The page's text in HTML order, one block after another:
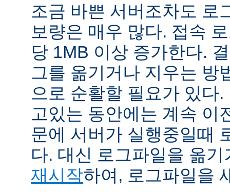
조금 바쁜 서버조차도 로
보량은 매우 많다. 접속
당 1MB 이상 증가한다.
그를 옮기거나 지우는 방
으로 순활할 필요가 있다
고있는 동안에는 계속 이
문에 서버가 실행중일때
다. 대신 로그파일을 옮
재시작하여, 로그파일을